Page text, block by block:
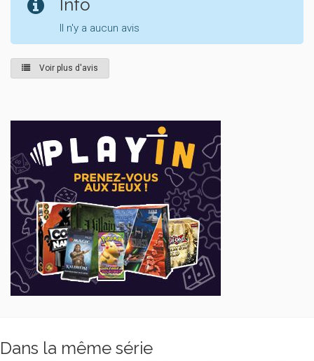
Info
Il n'y a aucun avis
Voir plus d'avis
Dans la même série